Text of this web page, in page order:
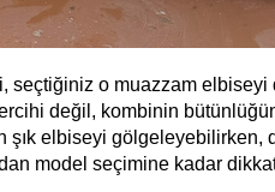
seçtiğiniz o muazzam
değil, kombinin
şık elbiseyi gölgeleyebilirken,
model seçimine kadar